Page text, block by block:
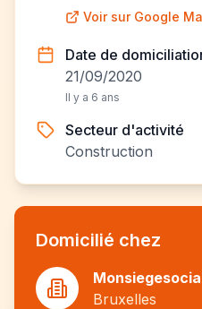
Voir sur Google
Date de
21/09/2020
Il y a 6 ans
Secteur d'activité
Construction
Domicilié chez
Bruxelles